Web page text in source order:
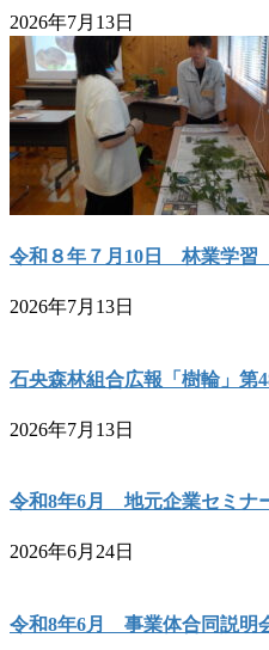
2026年7月13日
令和８年７月10日 林業学習
2026年7月13日
石央森林組合広報「樹輪」第
2026年7月13日
令和8年6月 地元企業セミナ
2026年6月24日
令和8年6月 事業体合同説明